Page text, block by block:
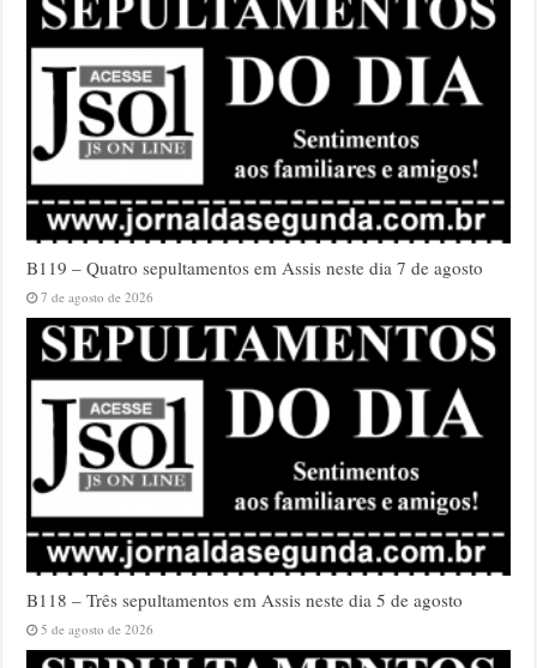
B119 – Quatro sepultamentos em Assis neste dia 7 de agosto
7 de agosto de 2026
B118 – Três sepultamentos em Assis neste dia 5 de agosto
5 de agosto de 2026